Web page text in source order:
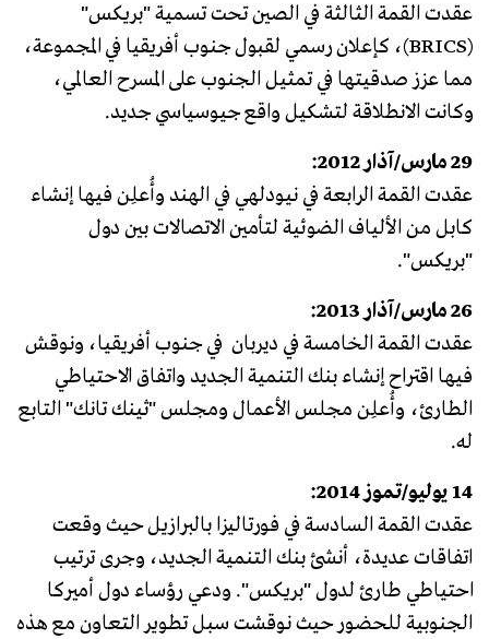
عقدت القمة الثالثة في الصين تحت تسمية "بريكس"
(BRICS)، كإعلان رسمي لقبول جنوب أفريقيا في المجموعة،
مما عزز صدقيتها في تمثيل الجنوب على المسرح العالمي،
وكانت الانطلاقة لتشكيل واقع جيوسياسي جديد.
29 مارس/آذار 2012:
عقدت القمة الرابعة في نيودلهي في الهند وأُعلِن فيها إنشاء
كابل من الألياف الضوئية لتأمين الاتصالات بين دول
"بريكس".
26 مارس/آذار 2013:
عقدت القمة الخامسة في ديربان في جنوب أفريقيا، ونوقش
فيها اقتراح إنشاء بنك التنمية الجديد واتفاق الاحتياطي
الطارئ، وأُعلِن مجلس الأعمال ومجلس "ثينك تانك" التابع
له.
14 يوليو/تموز 2014:
عقدت القمة السادسة في فورتاليزا بالبرازيل حيث وقعت
اتفاقات عديدة، أنشئ بنك التنمية الجديد، وجرى ترتيب
احتياطي طارئ لدول "بريكس". ودعي رؤساء دول أميركا
الجنوبية للحضور حيث نوقشت سبل تطوير التعاون مع هذه